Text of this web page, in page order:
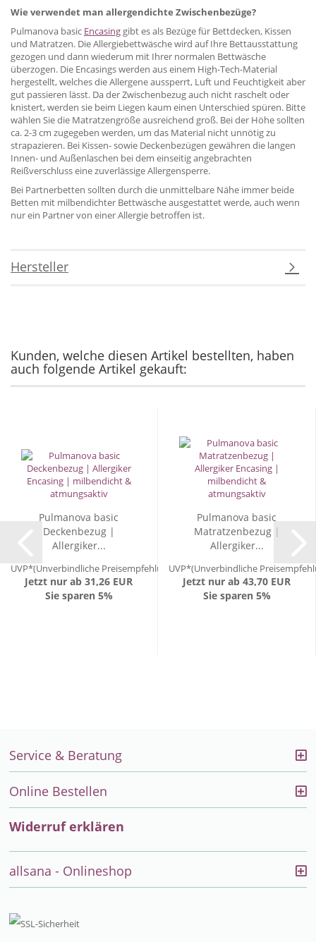
Wie verwendet man allergendichte Zwischenbezüge?
Pulmanova basic Encasing gibt es als Bezüge für Bettdecken, Kissen
und Matratzen. Die Allergiebettwäsche wird auf Ihre Bettausstattung
gezogen und dann wiederum mit Ihrer normalen Bettwäsche
überzogen. Die Encasings werden aus einem High-Tech-Material
hergestellt, welches die Allergene aussperrt, Luft und Feuchtigkeit aber
gut passieren lässt. Da der Zwischenbezug auch nicht raschelt oder
knistert, werden sie beim Liegen kaum einen Unterschied spüren. Bitte
wählen Sie die Matratzengröße ausreichend groß. Bei der Höhe sollten
ca. 2-3 cm zugegeben werden, um das Material nicht unnötig zu
strapazieren. Bei Kissen- sowie Deckenbezügen gewähren die langen
Innen- und Außenlaschen bei dem einseitig angebrachten
Reißverschluss eine zuverlässige Allergensperre.
Bei Partnerbetten sollten durch die unmittelbare Nähe immer beide
Betten mit milbendichter Bettwäsche ausgestattet werde, auch wenn
nur ein Partner von einer Allergie betroffen ist.
Hersteller
Kunden, welche diesen Artikel bestellten, haben
auch folgende Artikel gekauft:
Pulmanova basic
Deckenbezug |
Allergiker...
UVP*(Unverbindliche Preisempfehlung) 32,90 EUR
Jetzt nur ab 31,26 EUR
Sie sparen 5%
Pulmanova basic
Matratzenbezug |
Allergiker...
UVP*(Unverbindliche
Jetzt nur ab 43,70 EUR
Sie sparen 5%
Service & Beratung
Online Bestellen
Widerruf erklären
allsana - Onlineshop